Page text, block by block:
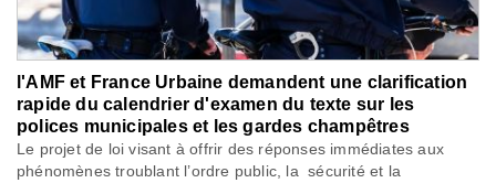
l'AMF et France Urbaine demandent une clarification
rapide du calendrier d'examen du texte sur les
polices municipales et les gardes champêtres
Le projet de loi visant à offrir des réponses immédiates aux
phénomènes troublant l’ordre public, la sécurité et la